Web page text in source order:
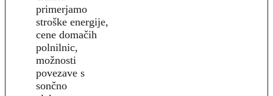
primerjamo
stroške energije,
cene domačih
polnilnic,
možnosti
povezave s
sončno